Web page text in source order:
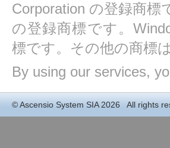
Corporation の登録商標
の登録商標です。
標です。その他の商標
By using our services,
©Ascensio System SIA2026 All rights